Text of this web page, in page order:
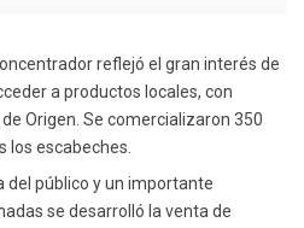
reflejó el gran interés de
a productos locales, con
Origen. Se comercializaron 350
los escabeches.
del público y un importante
se desarrolló la venta de